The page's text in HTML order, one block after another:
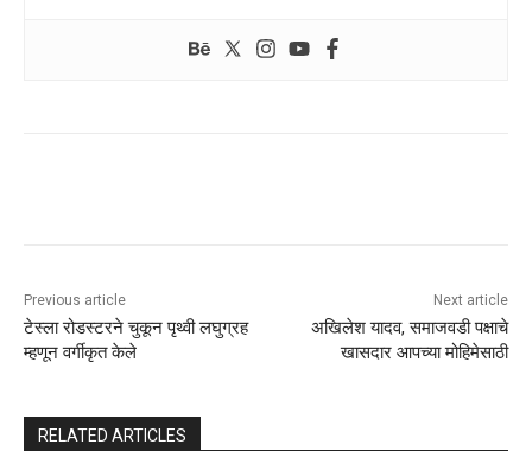
Previous article
टेस्ला रोडस्टरने चुकून पृथ्वी लघुग्रह
म्हणून वर्गीकृत केले
Next article
अखिलेश यादव, समाजवडी पक्षाचे
खासदार आपच्या मोहिमेसाठी
RELATED ARTICLES